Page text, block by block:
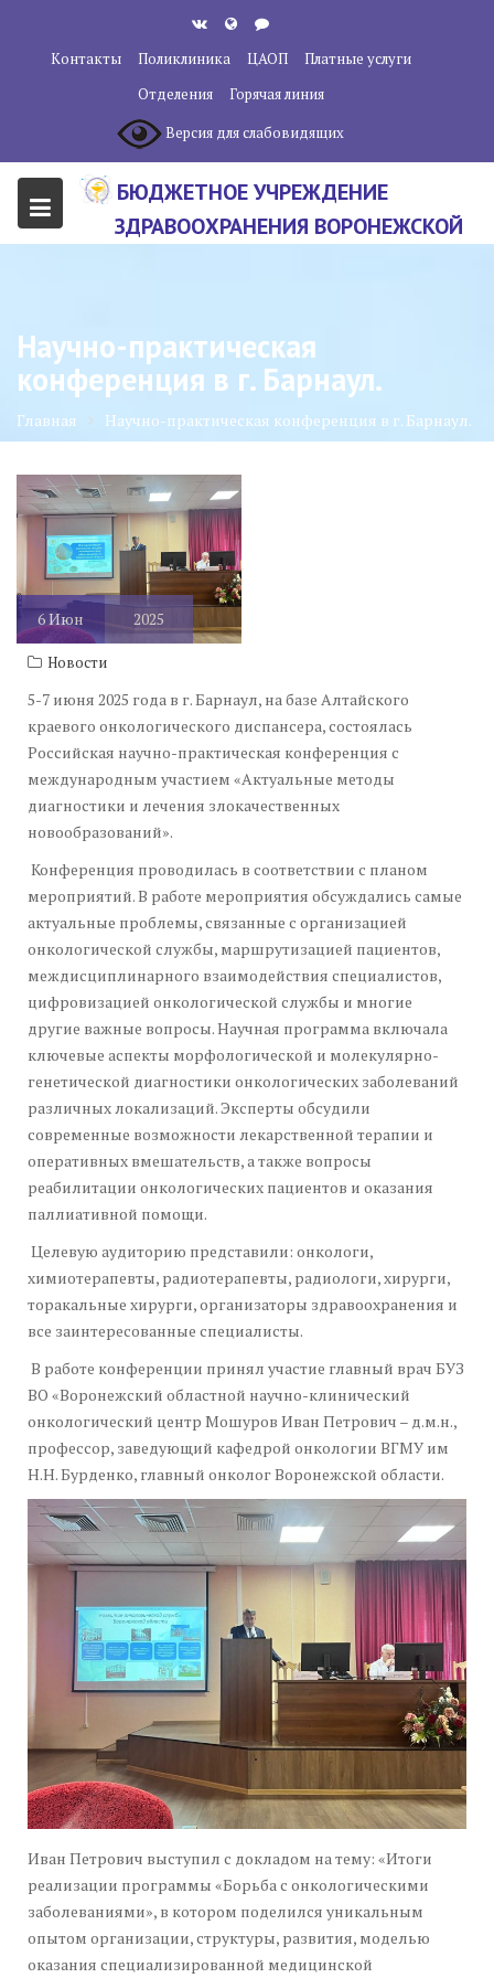
содержанию
Контакты Поликлиника ЦАОП
Платные услуги
Отделения
Горячая линия
Версия для слабовидящих
БЮДЖЕТНОЕ УЧРЕЖДЕНИЕ
ЗДРАВООХРАНЕНИЯ ВОРОНЕЖСКОЙ
ЦЕНТР"
Научно-практическая
конференция в г. Барнаул.
Главная Научно-практическая конференция в г. Барнаул.
6Июн 2025
Новости
5-7 июня 2025 года в г. Барнаул, на базе Алтайского
краевого онкологического диспансера, состоялась
Российская научно-практическая конференция с
международным участием «Актуальные методы
диагностики и лечения злокачественных
новообразований».
Конференция проводилась в соответствии с планом
мероприятий. В работе мероприятия обсуждались самые
актуальные проблемы, связанные с организацией
онкологической службы, маршрутизацией пациентов,
междисциплинарного взаимодействия специалистов,
цифровизацией онкологической службы и многие
другие важные вопросы. Научная программа включала
ключевые аспекты морфологической и молекулярно-
генетической диагностики онкологических заболеваний
различных локализаций. Эксперты обсудили
современные возможности лекарственной терапии и
оперативных вмешательств, а также вопросы
реабилитации онкологических пациентов и оказания
паллиативной помощи.
Целевую аудиторию представили: онкологи,
химиотерапевты, радиотерапевты, радиологи, хирурги,
торакальные хирурги, организаторы здравоохранения и
все заинтересованные специалисты.
В работе конференции принял участие главный врач БУЗ
ВО «Воронежский областной научно-клинический
онкологический центр Мошуров Иван Петрович – д.м.н.,
профессор, заведующий кафедрой онкологии ВГМУ им
Н.Н. Бурденко, главный онколог Воронежской области.
Иван Петрович выступил с докладом на тему: «Итоги
реализации программы «Борьба с онкологическими
заболеваниями», в котором поделился уникальным
опытом организации, структуры, развития, моделью
оказания специализированной медицинской